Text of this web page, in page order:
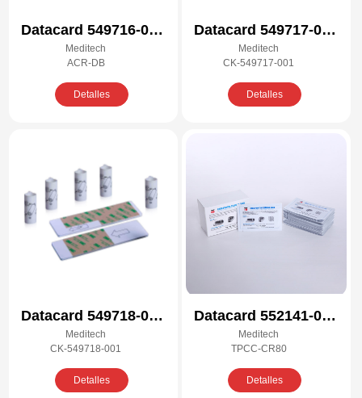
Datacard 549716-002
Kit de limpieza
Meditech
ACR-DB
Detalles
Datacard 549717-001
Kit de limpieza
Meditech
CK-549717-001
Detalles
Datacard 549718-001
Kit de limpieza
Meditech
CK-549718-001
Detalles
Datacard 552141-002
Kit de limpieza
Meditech
TPCC-CR80
Detalles